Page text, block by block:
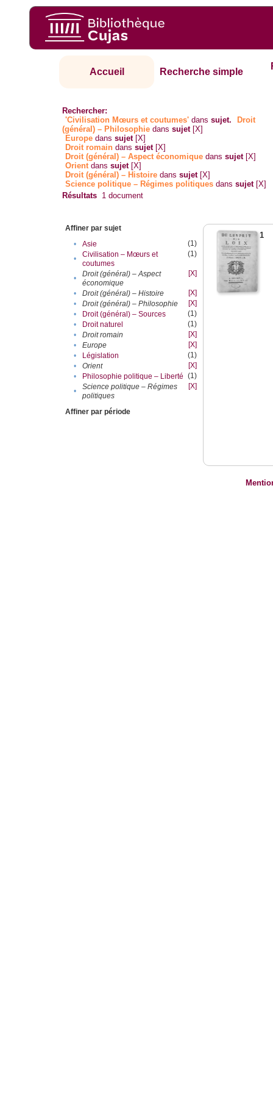
Accueil Recherche simple
Rechercher:
'Civilisation Mœurs et coutumes' danssujet.
Droit
(général) – Philosophie danssujet [X]
Europe danssujet [X]
Droit romain danssujet [X]
Droit (général) – Aspect économique danssujet [X]
Orientdanssujet [X]
Droit (général) – Histoire danssujet [X]
Science politique – Régimes politiques danssujet [X]
Résultats 1 document
Affiner par sujet
•
Asie
(1)
•
Civilisation – Mœurs et
coutumes
(1)
•
Droit (général) – Aspect
économique
[X]
• Droit (général) – Histoire
[X]
•
Droit (général) – Philosophie
[X]
•
Droit (général) – Sources
(1)
•
Droit naturel
(1)
•
Droit romain
[X]
•
Europe
[X]
•
Législation
(1)
•
Orient
[X]
•
Philosophie politique – Liberté (1)
•
Science politique – Régimes
politiques
[X]
Affiner par période
1